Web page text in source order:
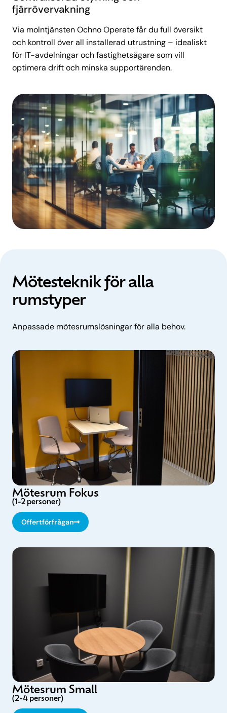
fjärrövervakning
Via molntjänsten Ochno Operate får du full översikt
och kontroll över all installerad utrustning – idealiskt
för IT-avdelningar och fastighetsägare som vill
optimera drift och minska supportärenden.
Mötesteknik för alla
rumstyper
Anpassade mötesrumslösningar för alla behov.
Mötesrum Fokus
(1-2 personer)
Offertförfrågan
Mötesrum Small
(2-4 personer)